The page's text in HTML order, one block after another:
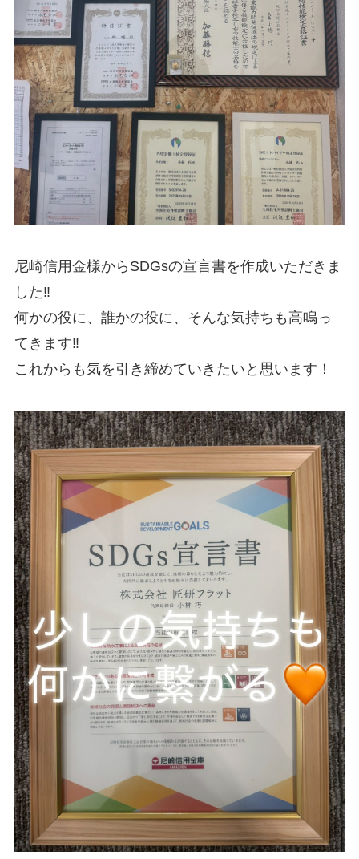
尼崎信用金様からSDGsの宣言書を作成いただきま
した‼️
何かの役に、誰かの役に、そんな気持ちも高鳴っ
てきます‼️
これからも気を引き締めていきたいと思います！